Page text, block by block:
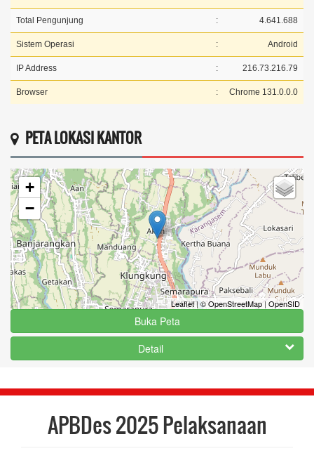
Total Pengunjung : 4.641.688
Sistem Operasi : Android
IP Address : 216.73.216.79
Browser : Chrome 131.0.0.0
PETA LOKASI KANTOR
+
−
Leaflet|© OpenStreetMap|OpenSID
Buka Peta
Detail
APBDes 2025 Pelaksanaan